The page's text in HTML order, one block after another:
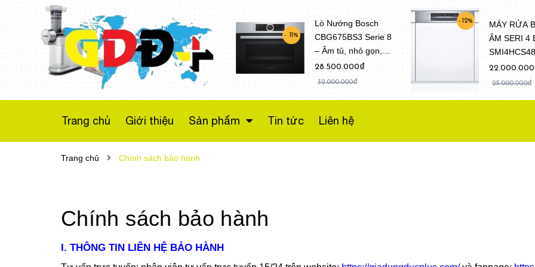
Máy sấy bơm nhiệt
Bosch WTX87M20
Series 8
Liên hệ
11%
Lò Nướng Bosch
CBG675BS3 Serie 8
– Âm tủ, nhỏ gọn,
Dung tích 47 Lít
28.500.000₫
32.000.000₫
12%
MÁY RỬA
ÂM SERI 4
(Model
25.000.000₫
Trang chủ Giới thiệu Sản phẩm Tin tức Liên hệ
Trang chủ Chính sách bảo hành
Chính sách bảo hành
I. THÔNG TIN LIÊN HỆ BẢO HÀNH